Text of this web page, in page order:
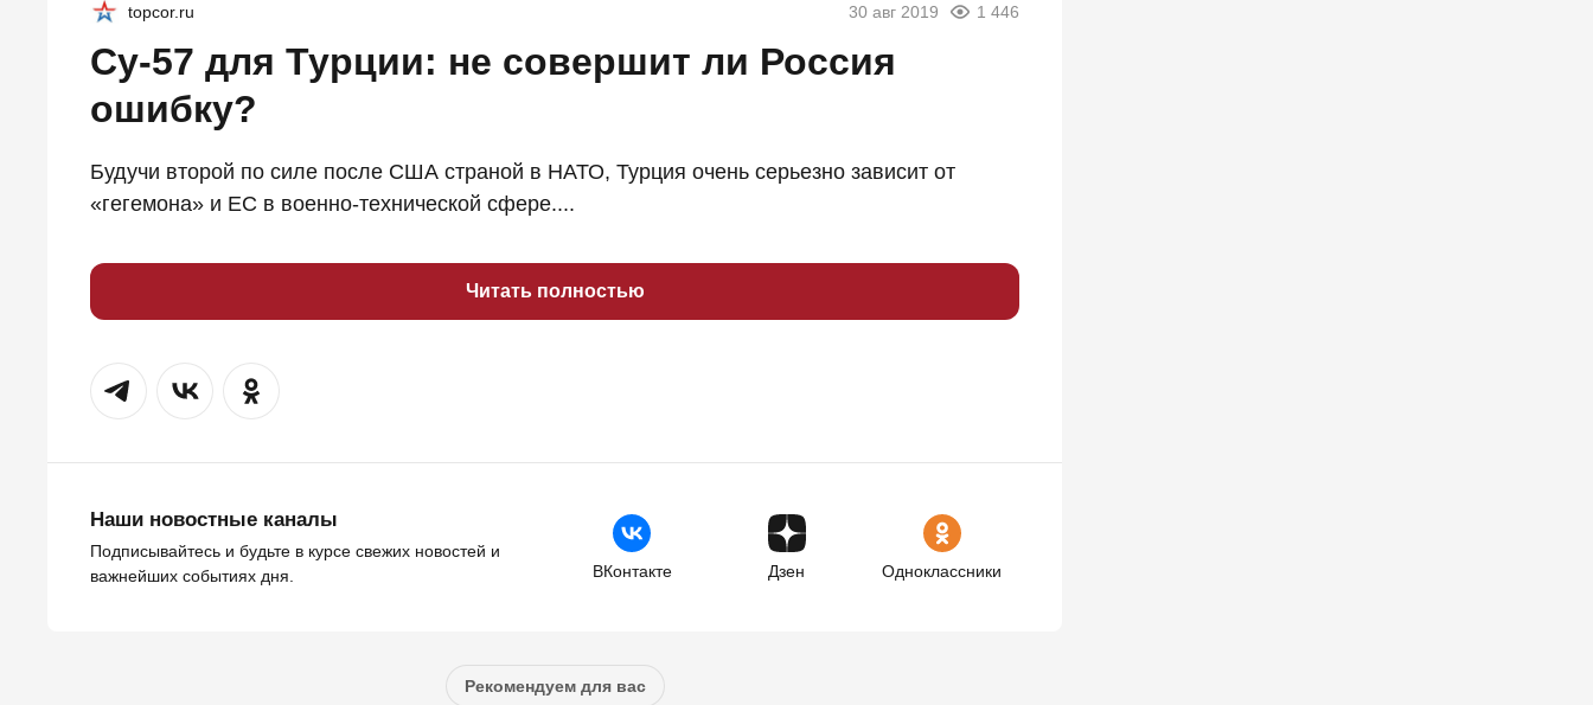
topcor.ru 30 авг 2019 1 446
Су-57 для Турции: не совершит ли Россия
ошибку?
Будучи второй по силе после США страной в НАТО, Турция очень серьезно зависит от
«гегемона» и ЕС в военно-технической сфере....
Читать полностью
Наши новостные каналы
Подписывайтесь и будьте в курсе свежих новостей и
важнейших событиях дня.
ВКонтакте Дзен Одноклассники
Рекомендуем для вас